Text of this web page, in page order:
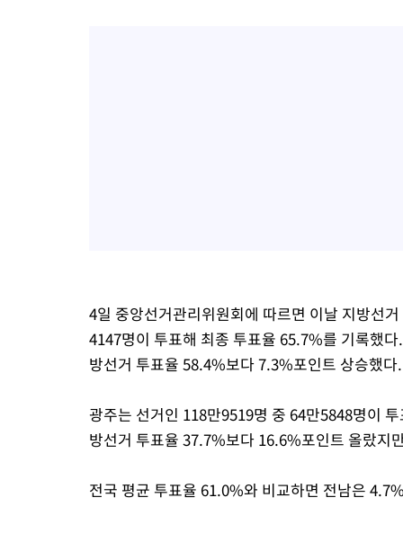
4일 중앙선거관리위원회에 따르면 이날 지방선
4147명이 투표해 최종 투표율 65.7%를 기록했
방선거 투표율 58.4%보다 7.3%포인트 상승했다.
광주는 선거인 118만9519명 중 64만5848명이
방선거 투표율 37.7%보다 16.6%포인트 올랐지
전국 평균 투표율 61.0%와 비교하면 전남은